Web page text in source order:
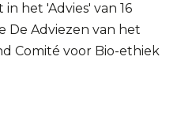
het 'Advies' van 16
De Adviezen van het
Comité voor Bio-ethiek